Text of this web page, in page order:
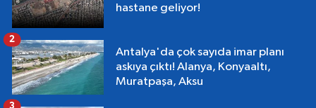
hastane geliyor!
Antalya'da çok sayıda imar planı
askıya çıktı! Alanya, Konyaaltı,
Muratpaşa, Aksu
2
3